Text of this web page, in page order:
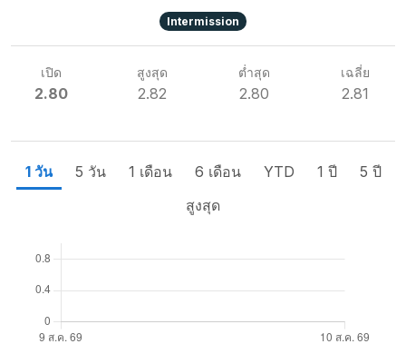
Intermission
เปิด
2.80
สูงสุด
2.82
ต่ำสุด
2.80
เฉลี่ย
2.81
1 วัน 5 วัน 1 เดือน 6 เดือน YTD 1 ปี
5 ปี
สูงสุด